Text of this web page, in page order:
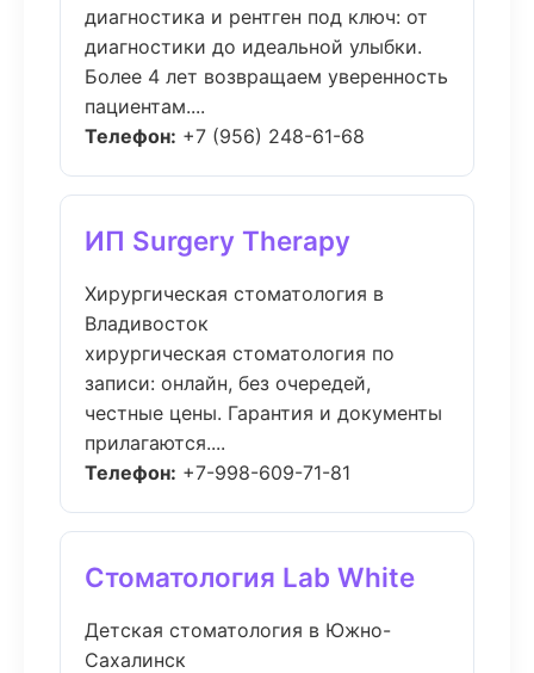
диагностика и рентген под ключ: от
диагностики до идеальной улыбки.
Более 4 лет возвращаем уверенность
пациентам....
Телефон: +7 (956) 248-61-68
ИП Surgery Therapy
Хирургическая стоматология в
Владивосток
хирургическая стоматология по
записи: онлайн, без очередей,
честные цены. Гарантия и документы
прилагаются....
Телефон: +7-998-609-71-81
Стоматология Lab White
Детская стоматология в Южно-
Сахалинск